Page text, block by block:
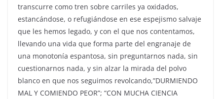
transcurre como tren sobre carriles ya oxidados,
estancándose, o refugiándose en ese espejismo salvaje
que les hemos legado, y con el que nos contentamos,
llevando una vida que forma parte del engranaje de
una monotonía espantosa, sin preguntarnos nada, sin
cuestionarnos nada, y sin alzar la mirada del polvo
blanco en que nos seguimos revolcando,”DURMIENDO
MAL Y COMIENDO PEOR”; “CON MUCHA CIENCIA